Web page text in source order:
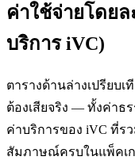
ค่าใช้จ่ายโดยล
บริการ iVC)
ตารางด้านล่างเปรียบ
ต้องเสียจริง — ทั้งค่าธ
ค่าบริการของ iVC ที่ร
สัมภาษณ์ครบในแพ็คเก